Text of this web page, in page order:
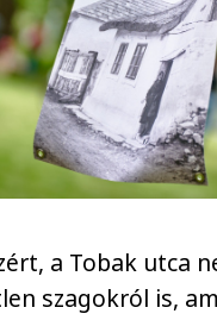
a Tobak utca
szagokról is,